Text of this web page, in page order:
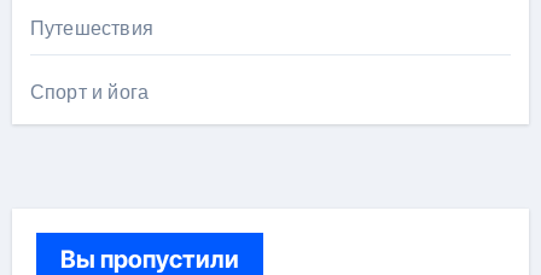
Путешествия
Спорт и йога
Вы пропустили